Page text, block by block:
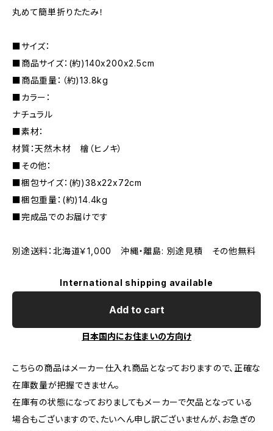
丸めて簡単折りたたみ！
■サイズ：
■商品サイズ：(約)140x200x2.5cm
■商品重量：（約)13.8kg
■カラー：
ナチュラル
■素材：
材質：天然木材 檜（ヒノキ）
■その他：
■梱包サイズ：(約)38x22x72cm
■梱包重量：(約)14.4kg
■完成品でのお届けです
別途送料：北海道￥1,000 沖縄・離島: 別途見積 その他無料
International shipping available
Add to cart
日本国内にお住まいの方向け
こちらの商品はメーカー仕入れ商品となっておりますので、正確な
在庫数量が把握できません。
在庫有の状態になっておりましてもメーカーで欠品となっている
場合もございますので、たいへん申し訳ございませんが、お急ぎの